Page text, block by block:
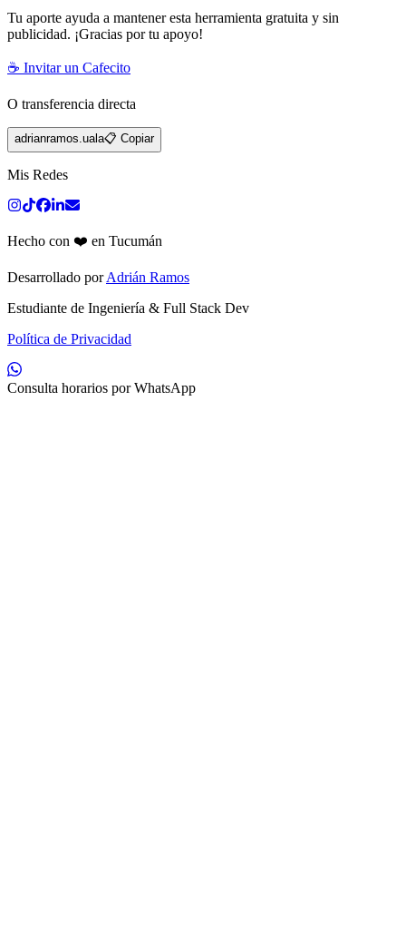
Tu aporte ayuda a mantener esta herramienta gratuita y sin
publicidad. ¡Gracias por tu apoyo!
☕ Invitar un Cafecito
O transferencia directa
adrianramos.uala📋 Copiar
Mis Redes
Hecho con ❤️ en Tucumán
Desarrollado porAdrián Ramos
Estudiante de Ingeniería & Full Stack Dev
Política de Privacidad
Consulta horarios por WhatsApp